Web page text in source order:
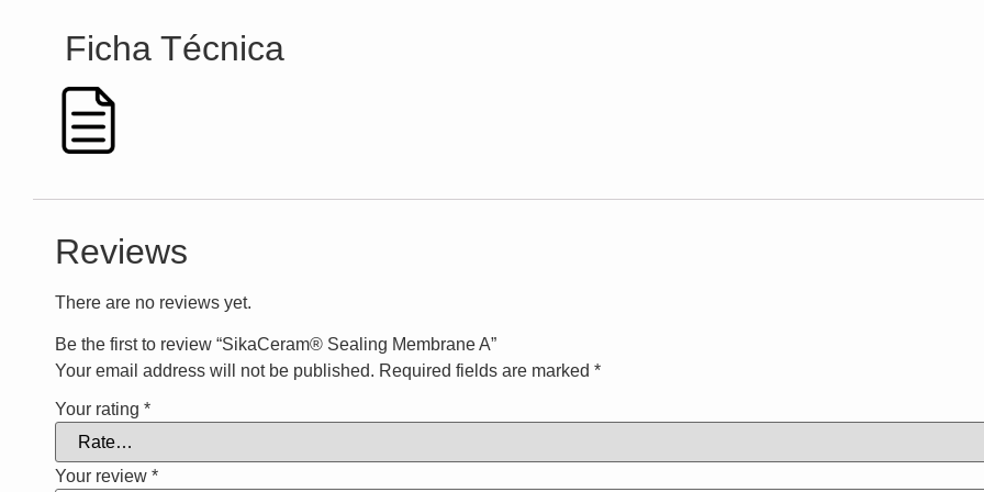
‎ Ficha Técnica
Reviews
There are no reviews yet.
Be the first to review “SikaCeram® Sealing Membrane A”
Your email address will not be published. Required fields are marked *
Your rating *
Your review *